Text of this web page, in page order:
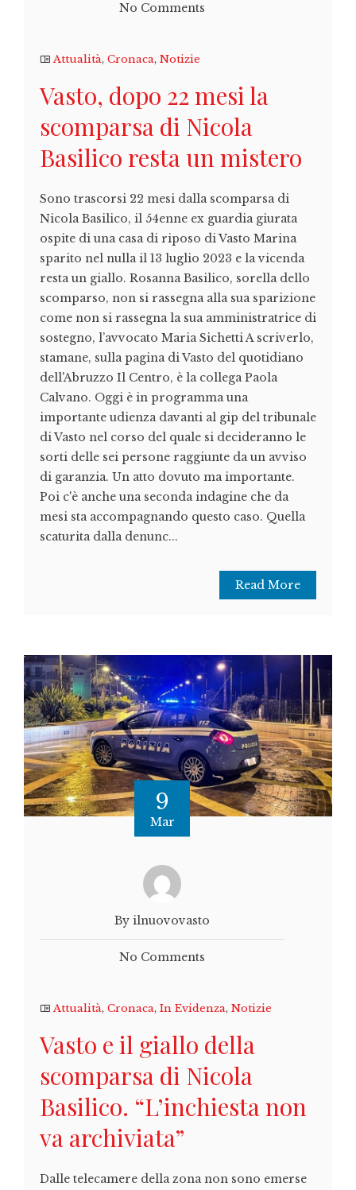
No Comments
Attualità, Cronaca, Notizie
Vasto, dopo 22 mesi la
scomparsa di Nicola
Basilico resta un mistero
Sono trascorsi 22 mesi dalla scomparsa di
Nicola Basilico, il 54enne ex guardia giurata
ospite di una casa di riposo di Vasto Marina
sparito nel nulla il 13 luglio 2023 e la vicenda
resta un giallo. Rosanna Basilico, sorella dello
scomparso, non si rassegna alla sua sparizione
come non si rassegna la sua amministratrice di
sostegno, l’avvocato Maria Sichetti A scriverlo,
stamane, sulla pagina di Vasto del quotidiano
dell'Abruzzo Il Centro, è la collega Paola
Calvano. Oggi è in programma una
importante udienza davanti al gip del tribunale
di Vasto nel corso del quale si decideranno le
sorti delle sei persone raggiunte da un avviso
di garanzia. Un atto dovuto ma importante.
Poi c'è anche una seconda indagine che da
mesi sta accompagnando questo caso. Quella
scaturita dalla denunc...
Read More
9
Mar
By ilnuovovasto
No Comments
Attualità, Cronaca, In Evidenza, Notizie
Vasto e il giallo della
scomparsa di Nicola
Basilico. “L’inchiesta non
va archiviata”
Dalle telecamere della zona non sono emerse